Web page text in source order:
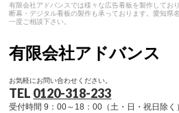
有限会社アドバンスでは様々な広告看板を製作してお
断幕・デジタル看板の製作も承っております。愛知県
一度ご相談下さい。
有限会社アドバンス
お気軽にお問い合わせください。
TEL 0120-318-233
受付時間 9：00～18：00（土・日・祝日除く